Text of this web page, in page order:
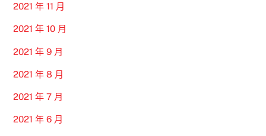
2021 年 11 月
2021 年 10 月
2021 年 9 月
2021 年 8 月
2021 年 7 月
2021 年 6 月